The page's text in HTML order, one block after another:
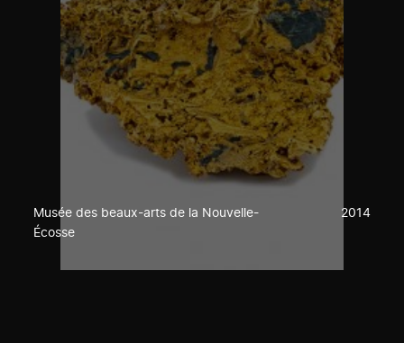
Musée des beaux-arts de la Nouvelle-
Écosse
2014